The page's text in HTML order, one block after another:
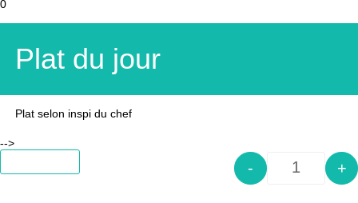
0
Plat du jour
Plat selon inspi du chef
-->
Quantity
- +